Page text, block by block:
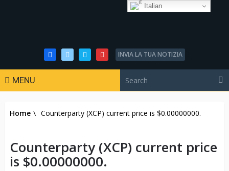
INVIA LA TUA NOTIZIA
MENU
Home \ Counterparty (XCP) current price is $0.00000000.
Counterparty (XCP) current price
is $0.00000000.
Italian